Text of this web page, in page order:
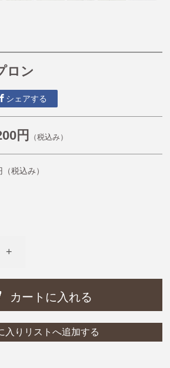
ロシャツ・Tシャツ・長袖Tシャ
ロン》1,980円〜2,200円
ん
いこだれだ・おばけのてんぷら
ス
オレオニ
ロン
シェアする
円 （税込み）
（税込み）
+
カートに入れる
入りリストへ追加する